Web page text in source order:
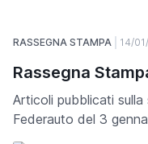
RASSEGNA STAMPA 14/
Rassegna
Articoli pubblicati
Federauto del 3